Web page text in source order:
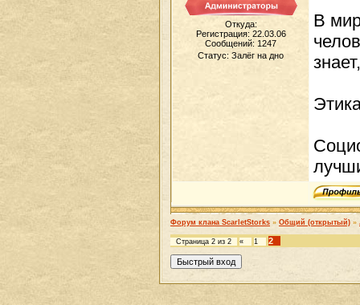
Откуда:
Регистрация: 22.03.06
Сообщений: 1247
Статус: Залёг на дно
В
Форум клана ScarletStorks » Общий (открытый) »
Страница 2 из 2 « 1 2